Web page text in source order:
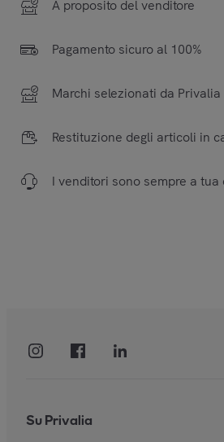
A proposito del venditore
Pagamento sicuro al 100%
Marchi selezionati da Privalia
Restituzione degli articoli in
I venditori sono sempre a
Su Privalia